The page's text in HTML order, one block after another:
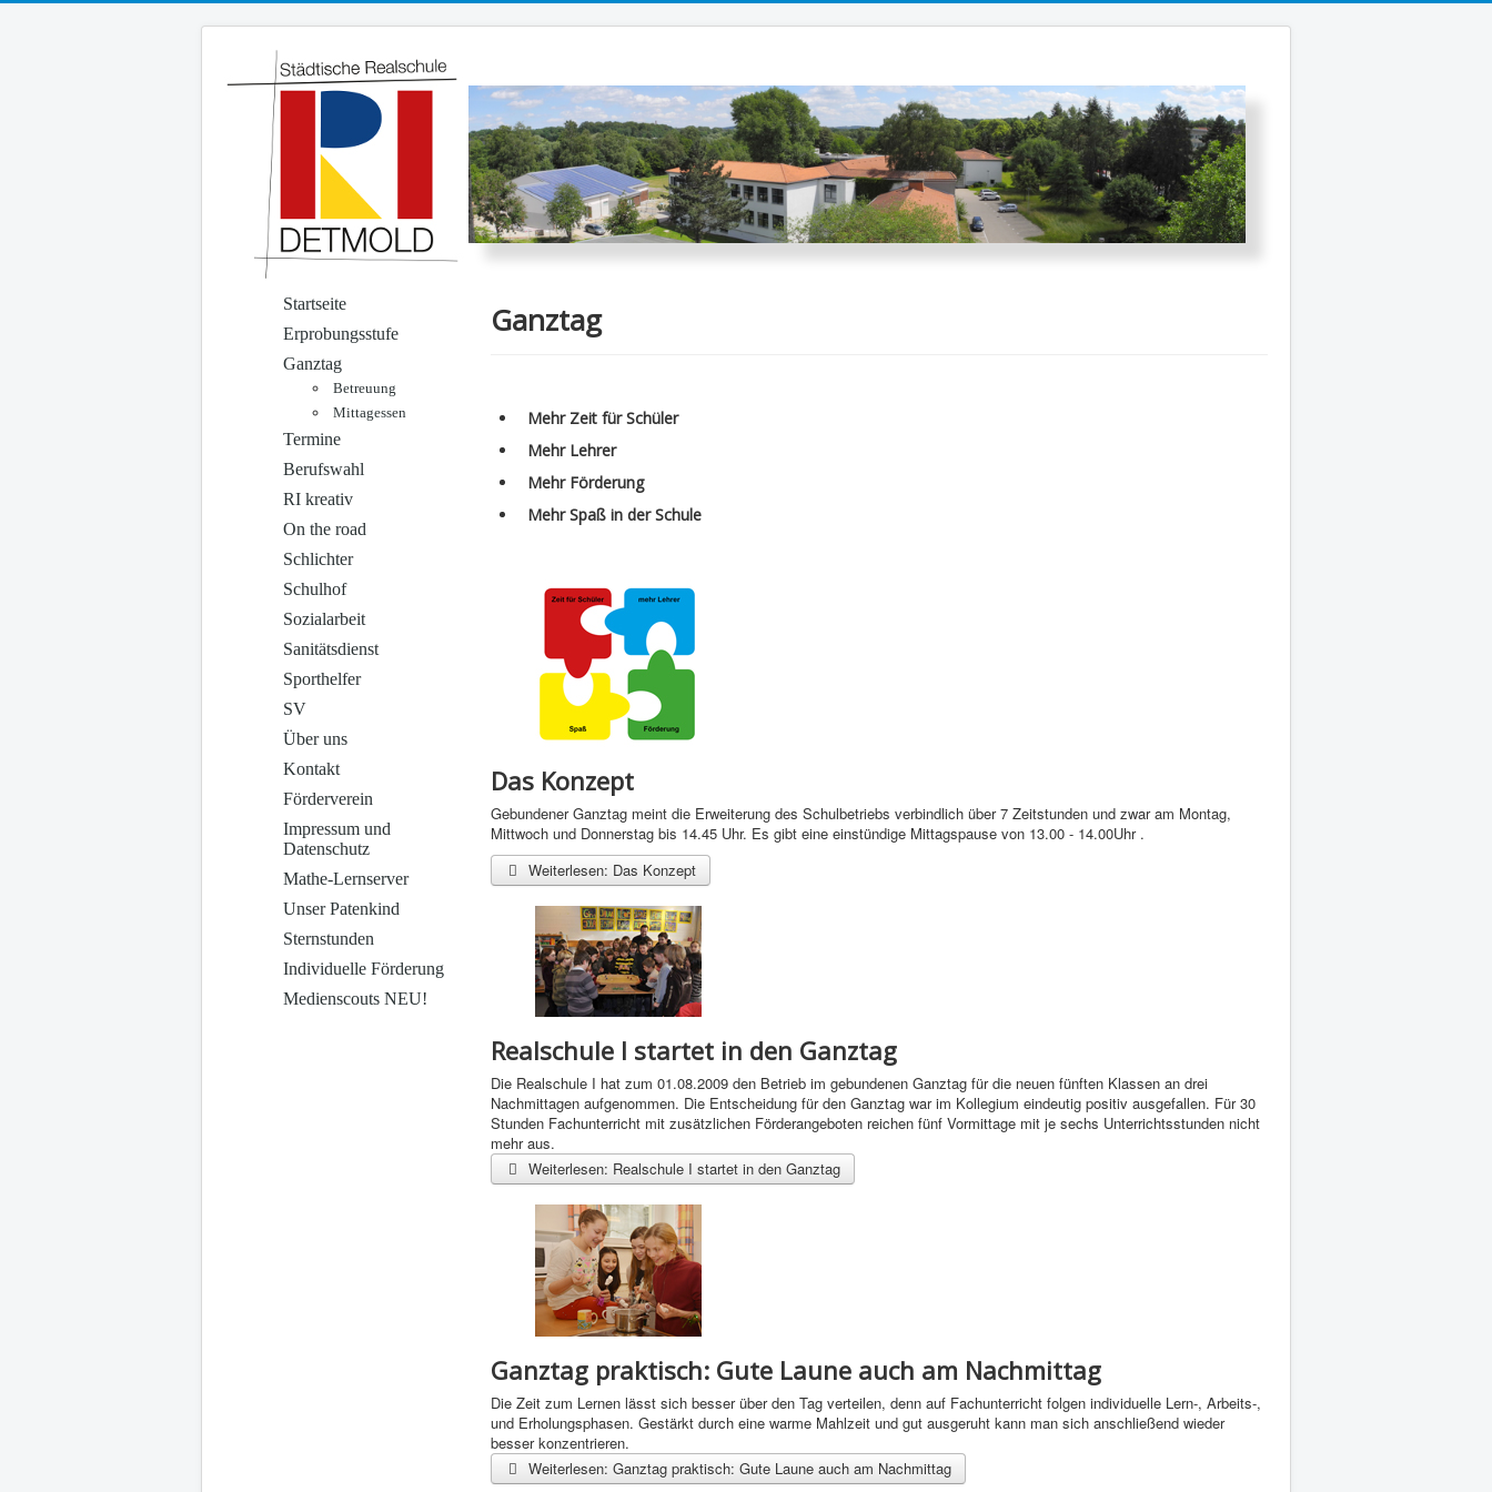
Startseite
Erprobungsstufe
Ganztag
Betreuung
Mittagessen
Termine
Berufswahl
RI kreativ
On the road
Schlichter
Schulhof
Sozialarbeit
Sanitätsdienst
Sporthelfer
SV
Über uns
Kontakt
Förderverein
Impressum und
Datenschutz
Mathe-Lernserver
Unser Patenkind
Sternstunden
Individuelle Förderung
Medienscouts NEU!
Ganztag
Mehr Zeit für Schüler
Mehr Lehrer
Mehr Förderung
Mehr Spaß in der Schule
Das Konzept
Gebundener Ganztag meint die Erweiterung des Schulbetriebs verbindlich über 7 Zeitstunden und zwar am Montag,
Mittwoch und Donnerstag bis 14.45 Uhr. Es gibt eine einstündige Mittagspause von 13.00 - 14.00Uhr .
Weiterlesen: Das Konzept
Realschule I startet in den Ganztag
Die Realschule I hat zum 01.08.2009 den Betrieb im gebundenen Ganztag für die neuen fünften Klassen an drei
Nachmittagen aufgenommen. Die Entscheidung für den Ganztag war im Kollegium eindeutig positiv ausgefallen. Für 30
Stunden Fachunterricht mit zusätzlichen Förderangeboten reichen fünf Vormittage mit je sechs Unterrichtsstunden nicht
mehr aus.
Weiterlesen: Realschule I startet in den Ganztag
Ganztag praktisch: Gute Laune auch am Nachmittag
Die Zeit zum Lernen lässt sich besser über den Tag verteilen, denn auf Fachunterricht folgen individuelle Lern-, Arbeits-,
und Erholungsphasen. Gestärkt durch eine warme Mahlzeit und gut ausgeruht kann man sich anschließend wieder
besser konzentrieren.
Weiterlesen: Ganztag praktisch: Gute Laune auch am Nachmittag